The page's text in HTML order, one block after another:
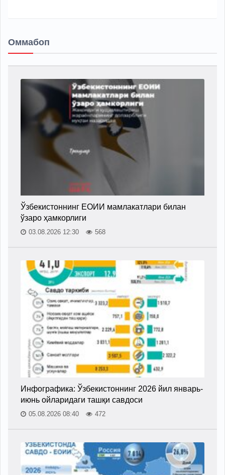
Оммабоп
Ўзбекистоннинг ЕОИИ мамлакатлари билан
ўзаро ҳамкорлиги
03.08.2026 12:30 568
Инфографика: Ўзбекистоннинг 2026 йил январь-
июнь ойларидаги ташқи савдоси
05.08.2026 08:40 472